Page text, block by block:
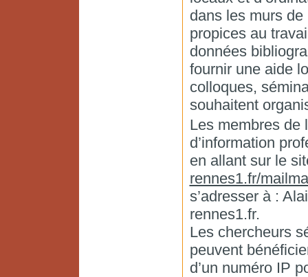
dans les murs de
propices au
données
fournir une aide
colloques,
souhaitent
Les membres de
d’information
en allant sur le
rennes1.fr/
s’adresser à :
rennes1.fr.
Les chercheurs
peuvent
d’un numéro IP